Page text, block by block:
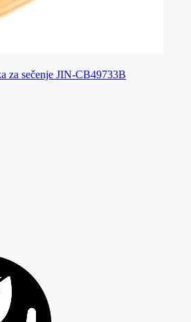
za sečenje JIN-CB49733B